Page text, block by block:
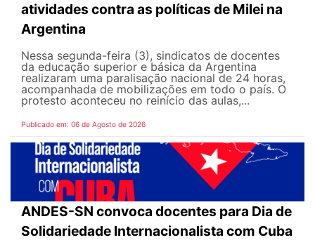
atividades contra as políticas de Milei na
Argentina
Nessa segunda-feira (3), sindicatos de docentes
da educação superior e básica da Argentina
realizaram uma paralisação nacional de 24 horas,
acompanhada de mobilizações em todo o país. O
protesto aconteceu no reinício das aulas,...
Publicado em: 06 de Agosto de 2026
ANDES-SN convoca docentes para Dia de
Solidariedade Internacionalista com Cuba